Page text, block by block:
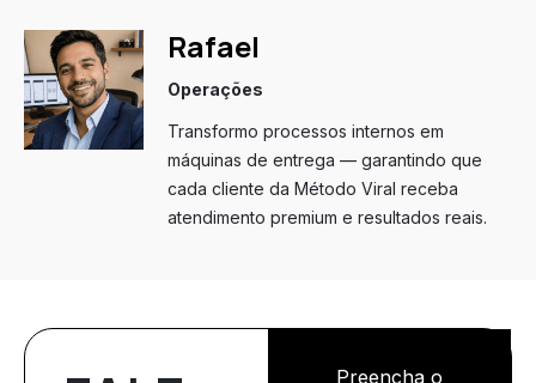
Rafael
Operações
Transformo processos internos em
máquinas de entrega — garantindo que
cada cliente da Método Viral receba
atendimento premium e resultados reais.
Preencha o